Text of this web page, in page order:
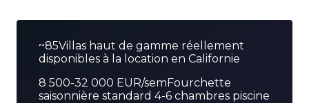
~85Villas haut de gamme réellement
disponibles à la location en Californie
8 500-32 000 EUR/semFourchette
saisonnière standard 4-6 chambres piscine